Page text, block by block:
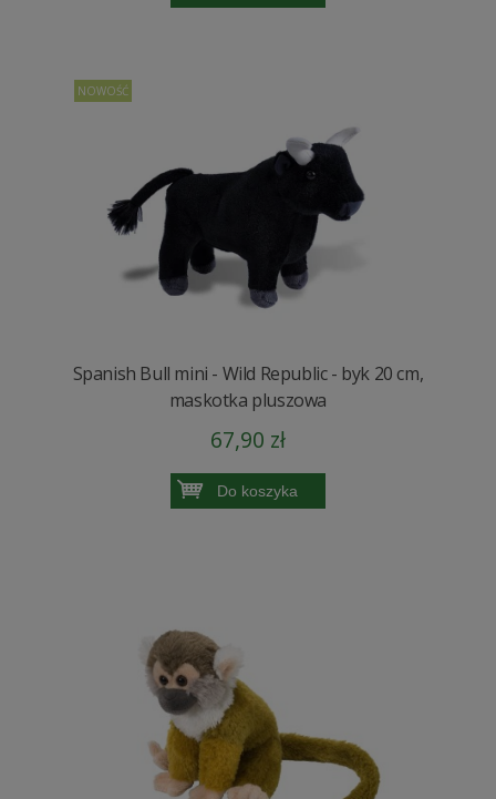
Spanish Bull mini - Wild Republic - byk 20 cm,
maskotka pluszowa
67,90 zł
Do koszyka
NOWOŚĆ